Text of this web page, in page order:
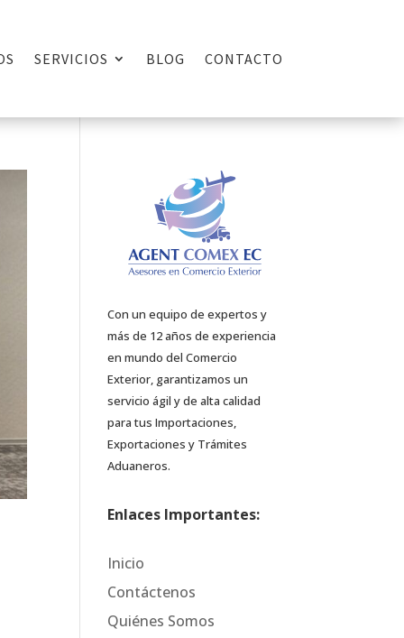
SERVICIOS BLOG CONTACTO
Con un equipo de expertos y
más de 12 años de experiencia
en mundo del Comercio
Exterior, garantizamos un
servicio ágil y de alta calidad
para tus Importaciones,
Exportaciones y Trámites
Aduaneros.
Enlaces Importantes:
Inicio
Contáctenos
Quiénes Somos